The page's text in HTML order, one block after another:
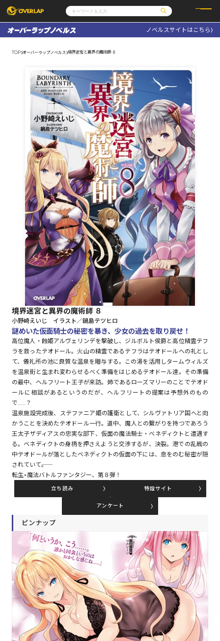
コミックガルド
コミッククリエ
その他
コミックエッセイ
ポケットモンスター
アニメ
ゲーム
通販・NEWS
OVERLAP STORE
オーバーラップ広報室
企業
会社概要
採用情報
オーバーラップホールディングス
お問い合わせはこちら
オーバーラップ文庫
オーバーラップノベルス
オーバーラップノベルスf
ロサージュノベルス
コミックガルド
コミッククリエ
コミックパルフェ
コミックエッセイ
閉じる
ノベルスサイトはこちら
TOP オーバーラップノベルス 境界迷宮と異界の魔術師 ８
境界迷宮と異界の魔術師 ８
小野崎えいじ イラスト／鍋島テツヒロ
謎めいた仮面騎士の秘密を暴き、少女の過去を取り戻せ！
高位魔人・蝕姫アルヴェリンデを撃破し、ジルボルト侯爵と高位精霊テフ
ラを救ったテオドール。火山の精霊であるテフラはテオドールへの礼とし
て、儀礼所の池に良質な温泉を贈与する。この湯を活用しタームウィルズ
を温泉街と生まれ変わらせるべく準備をはじめるテオドール達。その準備
の最中、ヘルフリート王子が来訪。姉であるローズマリーのことでテオド
ールに相談があるというのだが、ヘルフリートの提案は予想外のもの
で……？
温泉施設完成後、ステファニア姫の護衛として、シルヴァトリア国へと向
かうことを決めたテオドール一行。道中、魔人との繋がりを持つであろう
王太子ザディアスの忠実な部下、仮面の魔法騎士・ベネディクトと遭遇す
る。ベネディクトの身柄を押さえようと交渉するが、決裂。港での乱戦の
中テオドールが落としたベネディクトの仮面の下には、息をのむ秘密が隠
されていて――。
転生×魔法バトルファンタジー、第８弾！
立ち読み 特設サイト
アンケート
ピンナップ